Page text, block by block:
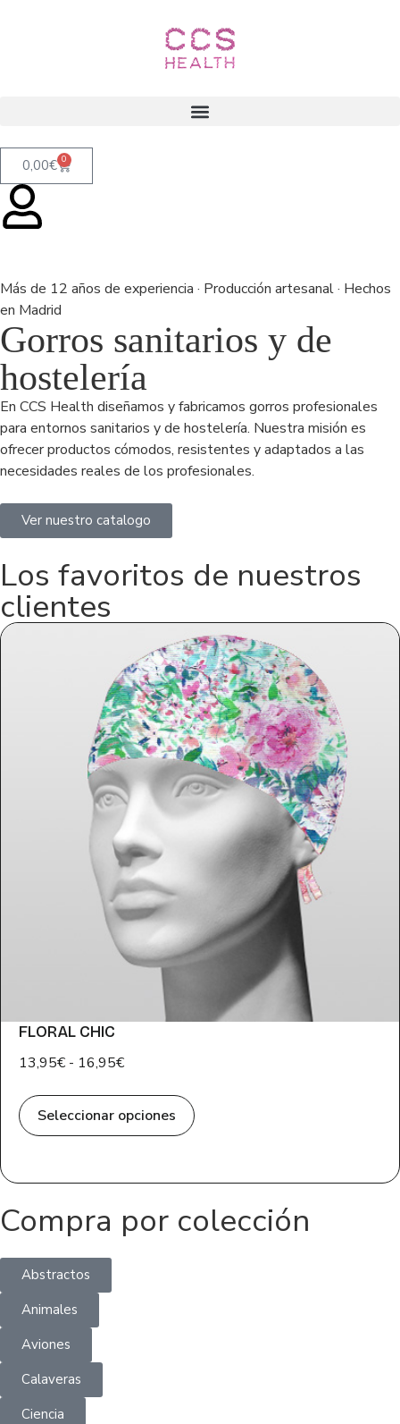
0,00€ 0
Más de 12 años de experiencia · Producción artesanal · Hechos
en Madrid
Gorros sanitarios y de
hostelería
En CCS Health diseñamos y fabricamos gorros profesionales
para entornos sanitarios y de hostelería. Nuestra misión es
ofrecer productos cómodos, resistentes y adaptados a las
necesidades reales de los profesionales.
Ver nuestro catalogo
Los favoritos de nuestros
clientes
FLORAL CHIC
13,95€ - 16,95€
Seleccionar opciones
Compra por colección
Abstractos
Animales
Aviones
Calaveras
Ciencia